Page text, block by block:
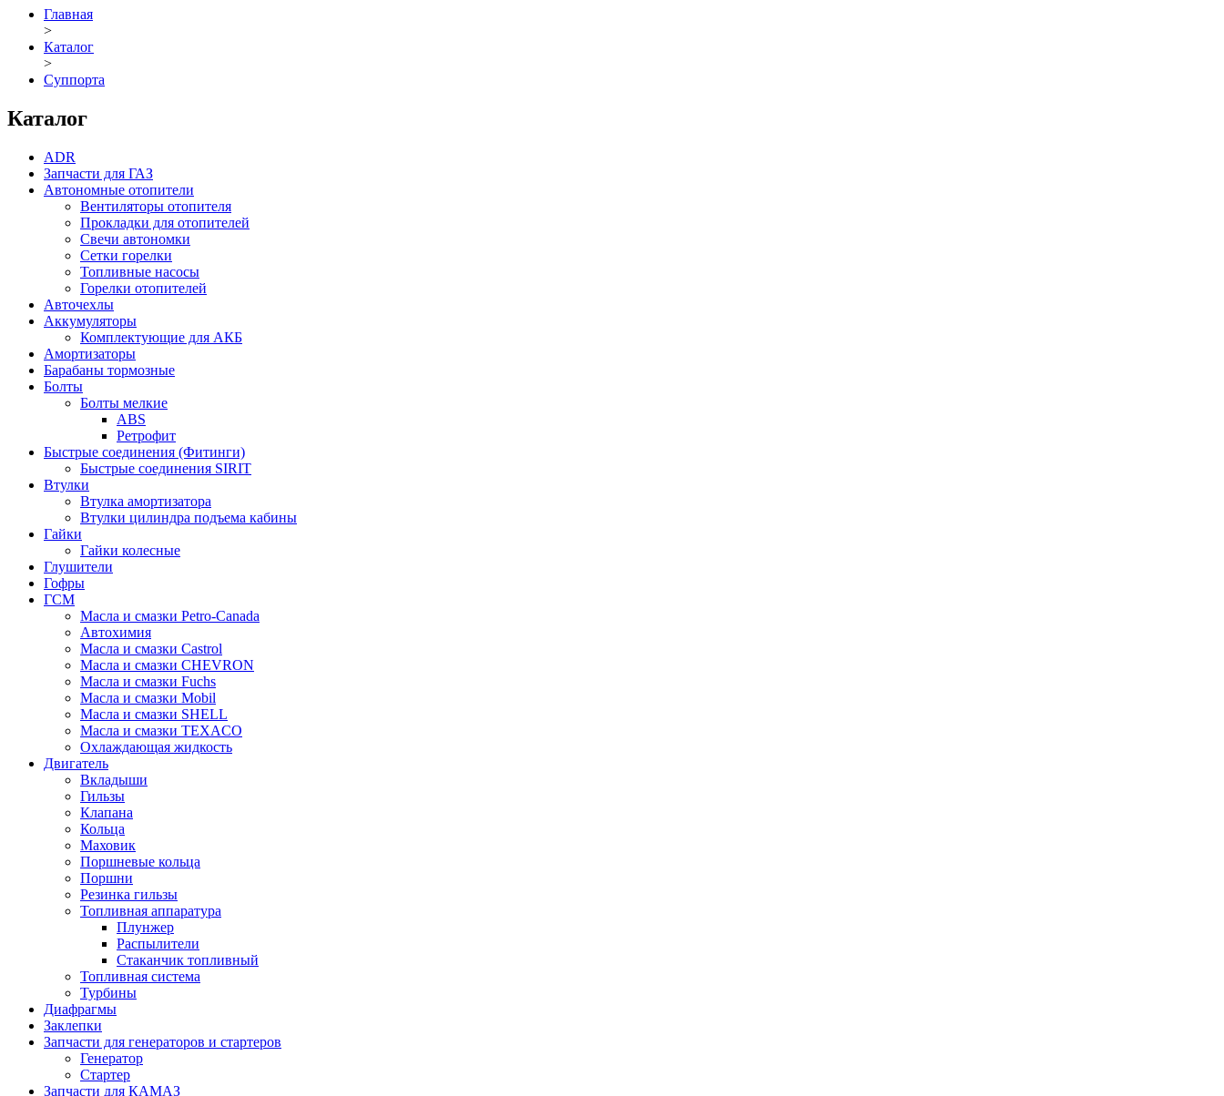
Главная
>
Каталог
>
Суппорта
Каталог
ADR
Запчасти для ГАЗ
Автономные отопители
Вентиляторы отопителя
Прокладки для отопителей
Свечи автономки
Сетки горелки
Топливные насосы
Горелки отопителей
Авточехлы
Аккумуляторы
Комплектующие для АКБ
Амортизаторы
Барабаны тормозные
Болты
Болты мелкие
ABS
Ретрофит
Быстрые соединения (Фитинги)
Быстрые соединения SIRIT
Втулки
Втулка амортизатора
Втулки цилиндра подъема кабины
Гайки
Гайки колесные
Глушители
Гофры
ГСМ
Масла и смазки Petro-Canada
Автохимия
Масла и смазки Castrol
Масла и смазки CHEVRON
Масла и смазки Fuchs
Масла и смазки Mobil
Масла и смазки SHELL
Масла и смазки TEXACO
Охлаждающая жидкость
Двигатель
Вкладыши
Гильзы
Клапана
Кольца
Маховик
Поршневые кольца
Поршни
Резинка гильзы
Топливная аппаратура
Плунжер
Распылители
Стаканчик топливный
Топливная система
Турбины
Диафрагмы
Заклепки
Запчасти для генераторов и стартеров
Генератор
Стартер
Запчасти для КАМАЗ